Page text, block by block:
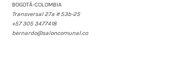
BOGOTÁ-COLOMBIA
Transversal 27a # 53b-25
+57 305 3477418
bernardo@saloncomunal.co